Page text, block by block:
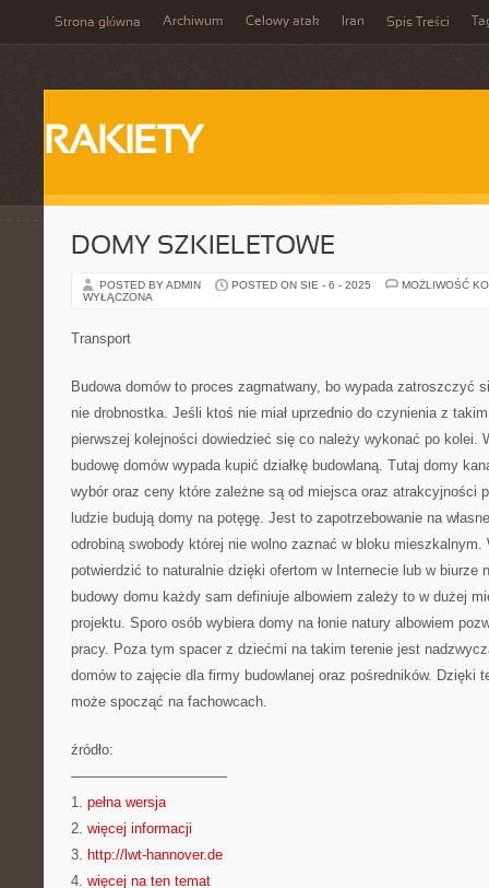
Strona główna Archiwum Celowy atak Iran Spis Treści
RAKIETY
DOMY SZKIELETOWE
POSTED BY ADMIN POSTED ON SIE - 6 - 2025
MOŻLIWOŚĆ
WYŁĄCZONA
Transport
Budowa domów to proces zagmatwany, bo wypada zatroszczyć
nie drobnostka. Jeśli ktoś nie miał uprzednio do czynienia z
pierwszej kolejności dowiedzieć się co należy wykonać po kolei.
budowę domów wypada kupić działkę budowlaną. Tutaj domy
wybór oraz ceny które zależne są od miejsca oraz atrakcyjności
ludzie budują domy na potęgę. Jest to zapotrzebowanie na
odrobiną swobody której nie wolno zaznać w bloku mieszkalnym.
potwierdzić to naturalnie dzięki ofertom w Internecie lub w biurze
budowy domu każdy sam definiuje albowiem zależy to w dużej
projektu. Sporo osób wybiera domy na łonie natury albowiem
pracy. Poza tym spacer z dziećmi na takim terenie jest
domów to zajęcie dla firmy budowlanej oraz pośredników. Dzięki
może spocząć na fachowcach.
źródło:
———————————
1. pełna wersja
2. więcej informacji
3. http://lwt-hannover.de
4. więcej na ten temat